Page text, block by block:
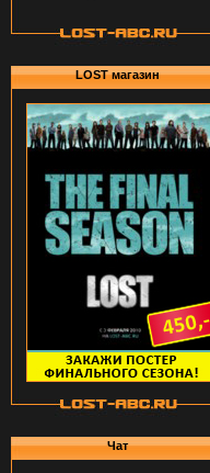
LOST магазин
Чат